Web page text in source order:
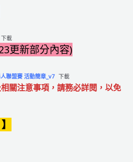
下載
更新部分內容)
聯盟賽 活動簡章_v7 下載
關注意事項，請務必詳閱，以免